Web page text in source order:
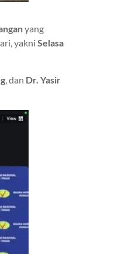
yang
yakni Selasa
, dan Dr. Yasir